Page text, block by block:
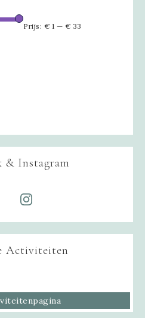
Prijs: € 1 — € 33
& Instagram
Activiteiten